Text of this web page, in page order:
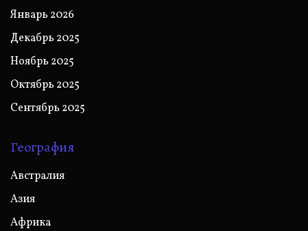
Январь 2026
Декабрь 2025
Ноябрь 2025
Октябрь 2025
Сентябрь 2025
География
Австралия
Азия
Африка